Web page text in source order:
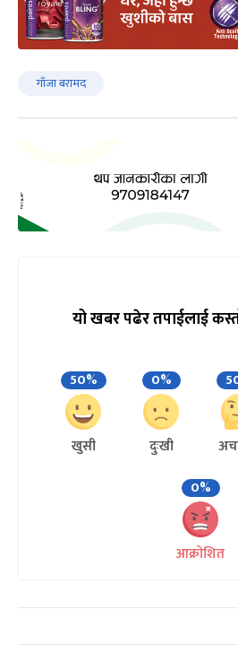
गाँजा बरामद
यो खबर पढेर तपाईलाई
50%
खुसी
0%
दुःखी
0%
आक्रोशित